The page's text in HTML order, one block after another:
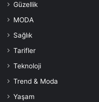
Güzellik
MODA
Sağlık
Tarifler
Teknoloji
Trend & Moda
Yaşam